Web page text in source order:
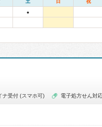
土 日 祝
●
ナ受付 (スマホ可) 電子処方せん対